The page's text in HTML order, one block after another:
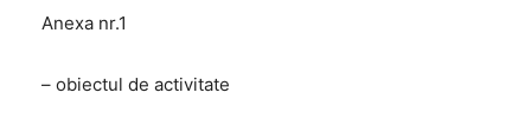
Anexa nr.1
– obiectul de activitate